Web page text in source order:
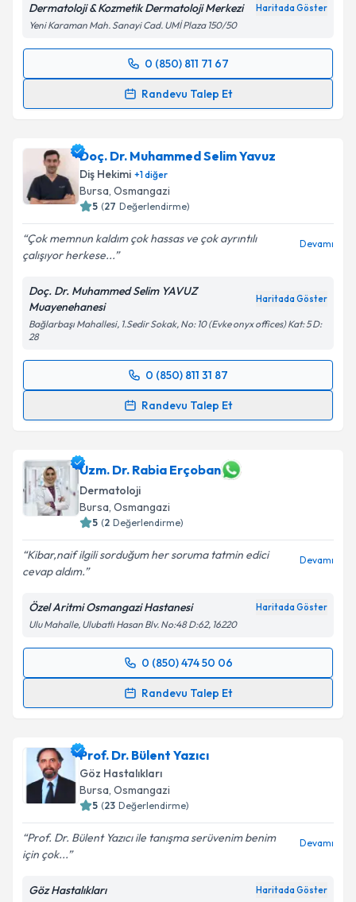
Dermatoloji & Kozmetik Dermatoloji Merkezi Haritada Göster
Yeni Karaman Mah. Sanayi Cad. UMİ Plaza 150/50
0 (850) 811 71 67
Randevu Talep Et
Randevu Takvimi Talebi
takvim hazırlandığında e-posta ile bilgilendireceğiz.
E-posta Adresiniz
kapsamda işlenmesini kabul ediyorum.
Doç. Dr. Muhammed Selim Yavuz
Diş Hekimi +1diğer
Bursa, Osmangazi
5 (27 Değerlendirme)
Çok memnun kaldım çok hassas ve çok ayrıntılı
çalışıyor herkese...
Devamı
Doç. Dr. Muhammed Selim YAVUZ
Muayenehanesi
Haritada Göster
Bağlarbaşı Mahallesi, 1.Sedir Sokak, No: 10 (Evke onyx offices) Kat: 5 D:
28
0 (850) 811 31 87
Randevu Talep Et
Randevu Takvimi Talebi
almanız için bir takvim hazırlandığında e-posta ile
bilgilendireceğiz.
E-posta Adresiniz
Metni'ni okudum ve kişisel verilerimin belirtilen
kapsamda işlenmesini kabul ediyorum.
Takvim Talebini Gönder
Uzm. Dr. Rabia Erçoban
Dermatoloji
Bursa, Osmangazi
5 (2 Değerlendirme)
Kibar,naif ilgili sorduğum her soruma tatmin edici
cevap aldım.
Devamı
Özel Aritmi Osmangazi Hastanesi Haritada Göster
Ulu Mahalle, Ulubatlı Hasan Blv. No:48 D:62, 16220
0 (850) 474 50 06
Randevu Talep Et
Randevu Takvimi Talebi
takvim hazırlandığında e-posta ile bilgilendireceğiz.
E-posta Adresiniz
kapsamda işlenmesini kabul ediyorum.
Prof. Dr. Bülent Yazıcı
Göz Hastalıkları
Bursa, Osmangazi
5 (23 Değerlendirme)
Prof. Dr. Bülent Yazıcı ile tanışma serüvenim benim
için çok...
Devamı
Göz Hastalıkları Haritada Göster